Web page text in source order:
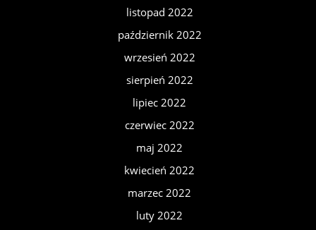
listopad 2022
październik 2022
wrzesień 2022
sierpień 2022
lipiec 2022
czerwiec 2022
maj 2022
kwiecień 2022
marzec 2022
luty 2022